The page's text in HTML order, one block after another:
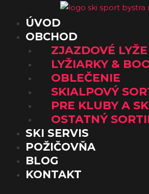
ÚVOD
OBCHOD
ZJAZDOVÉ LYŽE
LYŽIARKY &
OBLEČENIE
SKIALPOVÝ
PRE KLUBY A
OSTATNÝ
SKI SERVIS
POŽIČOVŇA
BLOG
KONTAKT